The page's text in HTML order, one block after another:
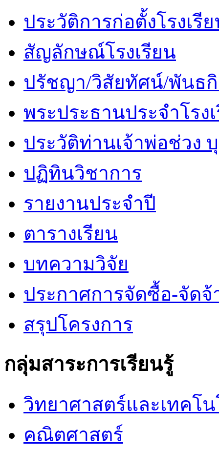
ประวัติการก่อตั้งโรงเรี
สัญลักษณ์โรงเรียน
ปรัชญา/วิสัยทัศน์/พันธ
พระประธานประจำโรง
ประวัติท่านเจ้าพ่อช่วง
ปฏิทินวิชาการ
รายงานประจำปี
ตารางเรียน
บทความวิจัย
ประกาศการจัดซื้อ-จัดจ้
สรุปโครงการ
กลุ่มสาระการเรียนรู้
วิทยาศาสตร์และเทคโ
คณิตศาสตร์